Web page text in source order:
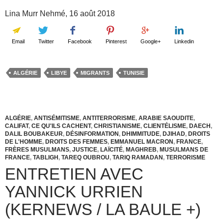
Lina Murr Nehmé, 16 août 2018
Email Twitter Facebook Pinterest Google+ Linkedin
ALGÉRIE LIBYE MIGRANTS TUNISIE
ALGÉRIE, ANTISÉMITISME, ANTITERRORISME, ARABIE SAOUDITE,
CALIFAT, CE QU'ILS CACHENT, CHRISTIANISME, CLIENTÉLISME, DAECH ,
DALIL BOUBAKEUR, DÉSINFORMATION , DHIMMITUDE, DJIHAD, DROITS
DE L'HOMME, DROITS DES FEMMES, EMMANUEL MACRON , FRANCE,
FRÈRES MUSULMANS, JUSTICE, LAÏCITÉ, MAGHREB, MUSULMANS DE
FRANCE, TABLIGH , TAREQ OUBROU, TARIQ RAMADAN , TERRORISME
ENTRETIEN AVEC
YANNICK URRIEN
(KERNEWS / LA BAULE +)